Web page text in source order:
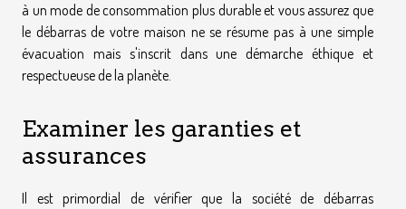
à un mode de consommation plus durable et vous assurez que
le débarras de votre maison ne se résume pas à une simple
évacuation mais s'inscrit dans une démarche éthique et
respectueuse de la planète.
Examiner les garanties et
assurances
Il est primordial de vérifier que la société de débarras